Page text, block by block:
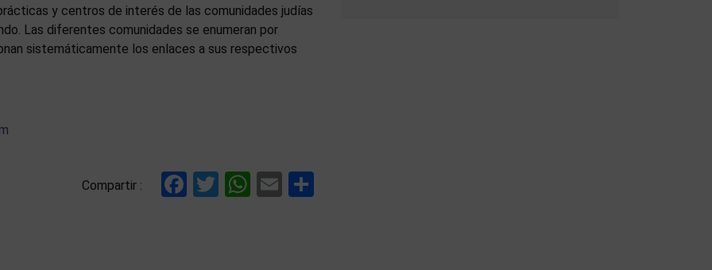
y centros de interés de las comunidades judías
Las diferentes comunidades se enumeran por
sistemáticamente los enlaces a sus respectivos
Compartir : Facebook
Twitter
WhatsApp
Email